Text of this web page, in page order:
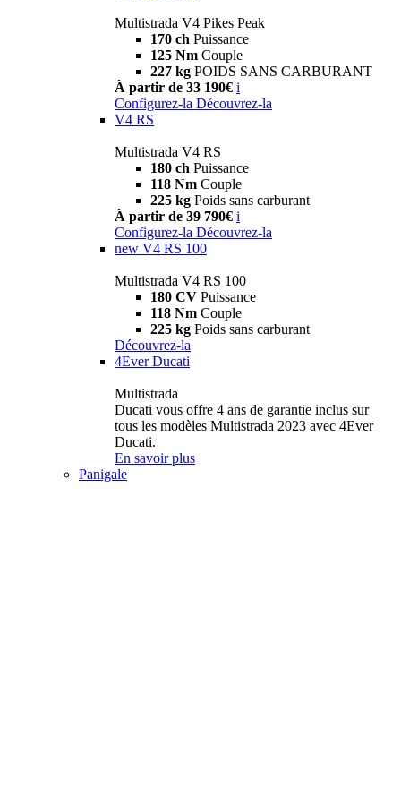
Multistrada V4 Pikes Peak
170 ch Puissance
125 Nm Couple
227 kg POIDS SANS CARBURANT
À partir de 33 190€ i
Configurez-la Découvrez-la
V4 RS
Multistrada V4 RS
180 ch Puissance
118 Nm Couple
225 kg Poids sans carburant
À partir de 39 790€ i
Configurez-la Découvrez-la
new V4 RS 100
Multistrada V4 RS 100
180 CV Puissance
118 Nm Couple
225 kg Poids sans carburant
Découvrez-la
4Ever Ducati
Multistrada
Ducati vous offre 4 ans de garantie inclus sur
tous les modèles Multistrada 2023 avec 4Ever
Ducati.
En savoir plus
Panigale